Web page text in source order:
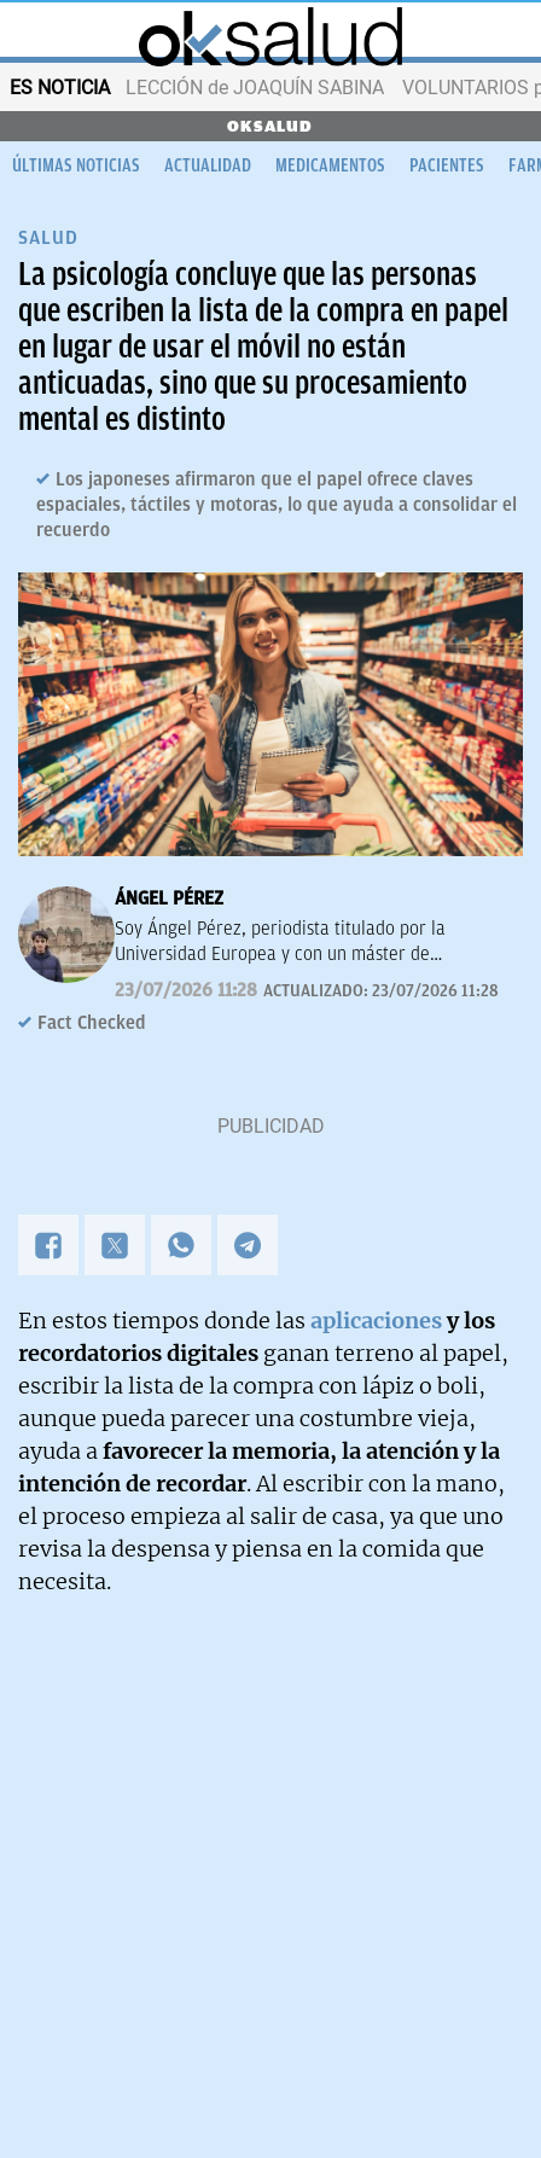
ES NOTICIA LECCIÓN de JOAQUÍN SABINA VOLUNTARIOS
OKSALUD
ÚLTIMAS NOTICIAS ACTUALIDAD MEDICAMENTOS PACIENTES
SALUD
La psicología concluye que las personas
que escriben la lista de la compra en papel
en lugar de usar el móvil no están
anticuadas, sino que su procesamiento
mental es distinto
Los japoneses afirmaron que el papel ofrece claves
espaciales, táctiles y motoras, lo que ayuda a consolidar el
recuerdo
ÁNGEL PÉREZ
Soy Ángel Pérez, periodista titulado por la
Universidad Europea y con un máster de
Periodismo Deportivo en la Universidad Villanueva.
23/07/2026 11:28 ACTUALIZADO: 23/07/2026 11:28
Fact Checked
En estos tiempos donde las aplicacionesy los
recordatorios digitales ganan terreno al papel,
escribir la lista de la compra con lápiz o boli,
aunque pueda parecer una costumbre vieja,
ayuda afavorecer la memoria, la atención y la
intención de recordar. Al escribir con la mano,
el proceso empieza al salir de casa, ya que uno
revisa la despensa y piensa en la comida que
necesita.